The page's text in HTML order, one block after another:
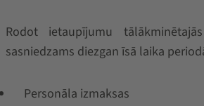
Rodot ietaupījumu
sasniedzams diezgan īsā laika
Personāla izmaksas